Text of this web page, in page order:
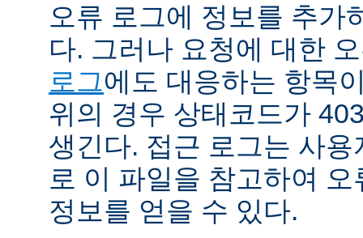
오류 로그에 정보를 추가
다. 그러나 요청에 대한
로그에도 대응하는 항목
위의 경우 상태코드가
생긴다. 접근 로그는 사
로 이 파일을 참고하여
정보를 얻을 수 있다.